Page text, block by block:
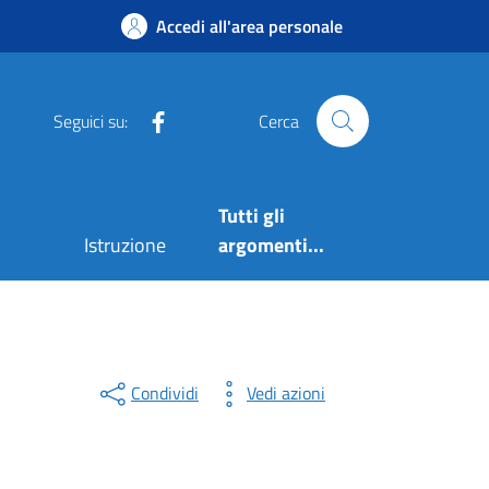
Accedi all'area personale
Seguici su: Cerca
Istruzione
Tutti gli
argomenti...
Condividi Vedi azioni